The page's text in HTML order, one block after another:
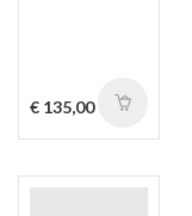
€ 135,00